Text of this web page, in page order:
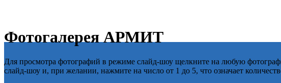
Фотогалерея АРМИТ
Для просмотра фотографий в режиме слайд-шоу щелкните на любую
слайд-шоу и, при желании, нажмите на число от 1 до 5, что означает